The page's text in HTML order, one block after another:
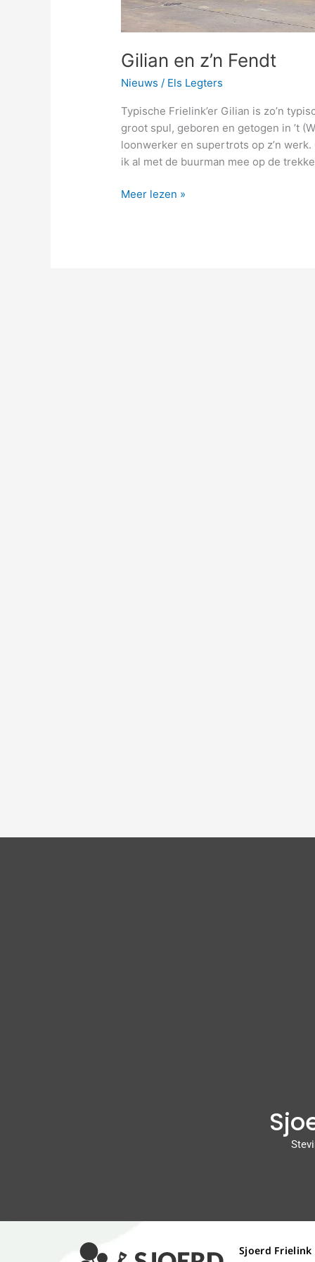
Gilian en z’n Fendt
Nieuws / Els Legters
Typische Frielink’er Gilian is zo’n
groot spul, geboren en getogen in ’t
loonwerker en supertrots op z’n
ik al met de buurman mee op de
Meer lezen »
Sjoerd